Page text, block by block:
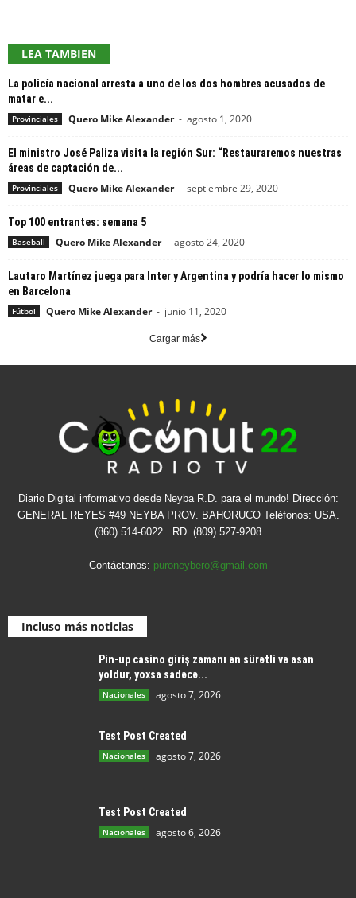
LEA TAMBIEN
La policía nacional arresta a uno de los dos hombres acusados ​​de
matar e...
Provinciales Quero Mike Alexander - agosto 1, 2020
El ministro José Paliza visita la región Sur: “Restauraremos nuestras
áreas de captación de...
Provinciales Quero Mike Alexander - septiembre 29, 2020
Top 100 entrantes: semana 5
Baseball Quero Mike Alexander - agosto 24, 2020
Lautaro Martínez juega para Inter y Argentina y podría hacer lo mismo
en Barcelona
Fútbol Quero Mike Alexander - junio 11, 2020
Cargar más
Diario Digital informativo desde Neyba R.D. para el mundo! Dirección:
GENERAL REYES #49 NEYBA PROV. BAHORUCO Teléfonos: USA.
(860) 514-6022 . RD. (809) 527-9208
Contáctanos: puroneybero@gmail.com
Incluso más noticias
Pin-up casino giriş zamanı ən sürətli və asan
yoldur, yoxsa sadəcə...
Nacionales agosto 7, 2026
Test Post Created
Nacionales agosto 7, 2026
Test Post Created
Nacionales agosto 6, 2026